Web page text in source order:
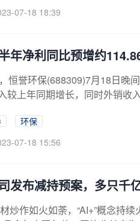
07-18 18:39
年净利同比预增约
恒誉环保(688309)7月18日晚
较上年同期增长，同时外销收
环保
07-18 15:56
发布减持预案，多只千
炒作如火如荼，“AI+”概念持